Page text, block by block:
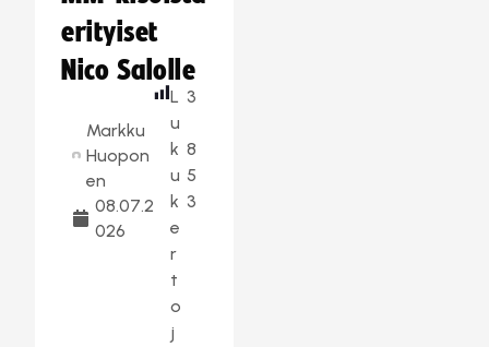
erityiset
Nico Salolle
Markku
Huopon
en
08.07.2
026
L
u
k
u
k
e
r
t
o
j
3
8
5
3